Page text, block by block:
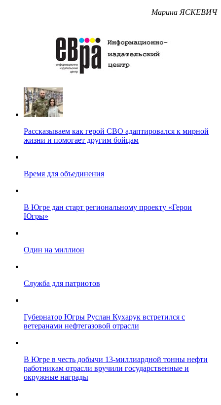
Марина ЯСКЕВИЧ
Рассказываем как герой СВО адаптировался к мирной
жизни и помогает другим бойцам
Время для объединения
В Югре дан старт региональному проекту «Герои
Югры»
Один на миллион
Служба для патриотов
Губернатор Югры Руслан Кухарук встретился с
ветеранами нефтегазовой отрасли
В Югре в честь добычи 13-миллиардной тонны нефти
работникам отрасли вручили государственные и
окружные награды